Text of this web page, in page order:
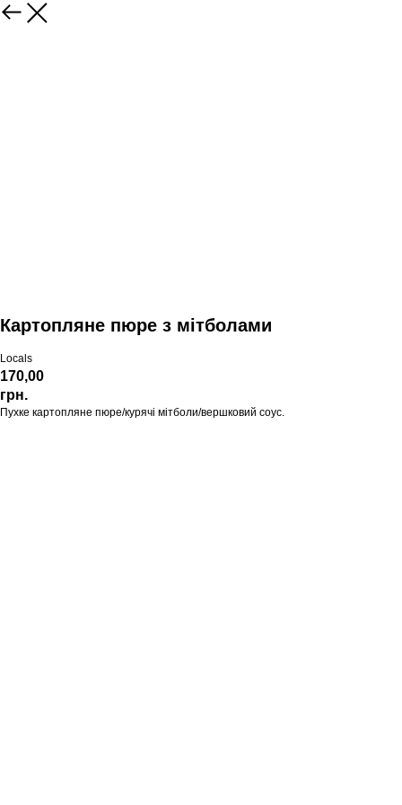
Картопляне пюре з мітболами
Locals
170,00
грн.
Пухке картопляне пюре/курячі мітболи/вершковий соус.